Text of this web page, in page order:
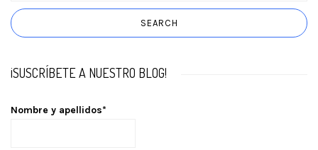
¡SUSCRÍBETE A NUESTRO BLOG!
Nombre y apellidos*